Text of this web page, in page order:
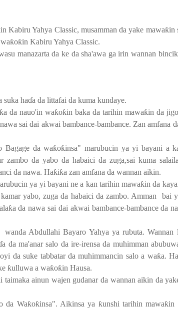
in Kabiru Yahya Classic, musamman da yake mawaƙin
ƙoƙin Kabiru Yahya Classic.
manazarta da ke da sha'awa ga irin wannan
suka haɗa da littafai da kuma kundaye.
ƙa da nauo'in waƙoƙin baka da tarihin mawaƙin da
sai dai akwai bambance-bambance. Zan amfana
Bagage da waƙoƙinsa" marubucin ya yi bayani a
zambo da yabo da habaici da zuga,sai kuma
da nawa. Haƙiƙa zan amfana da wannan aikin.
ya yi bayani ne a kan tarihin mawaƙin da
yabo, zuga da habaici da zambo. Amman
bai
ƙa da nawa sai dai akwai bambance-bambance da
wanda Abdullahi Bayaro Yahya ya rubuta. Wannan
a da ma'anar salo da ire-irensa da muhimman
da suke tabbatar da muhimmancin salo a waƙa.
ƙulluwa a waƙoƙin Hausa.
taimaka ainun wajen gudanar da wannan aikin da
da Waƙoƙinsa". Aikinsa ya ƙunshi tarihin mawaƙin